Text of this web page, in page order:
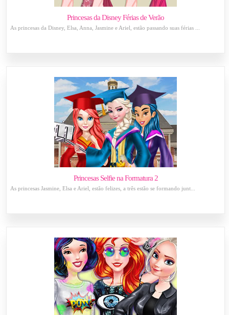
Princesas da Disney Férias de Verão
As princesas da Disney, Elsa, Anna, Jasmine e Ariel, estão passando suas férias ...
Princesas Selfie na Formatura 2
As princesas Jasmine, Elsa e Ariel, estão felizes, a três estão se formando junt...